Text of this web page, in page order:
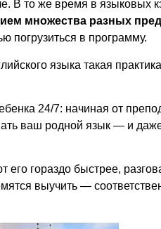
В то же время в языковых
множества разных
погрузиться в программу.
языка такая
24/7: начиная от
ваш родной язык — и
его гораздо быстрее,
выучить —